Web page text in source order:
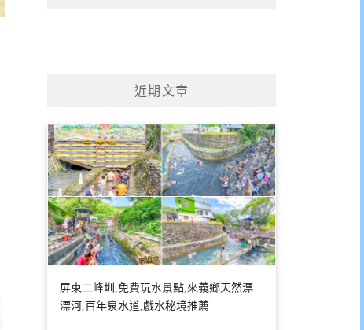
近期文章
屏東二峰圳,免費玩水景點,來義鄉天然漂
漂河,百年泉水道,戲水秘境推薦